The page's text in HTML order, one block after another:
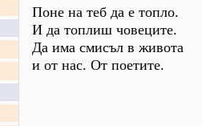
Поне на теб да е топло.
И да топлиш човеците.
Да има смисъл в живота
и от нас. От поетите.